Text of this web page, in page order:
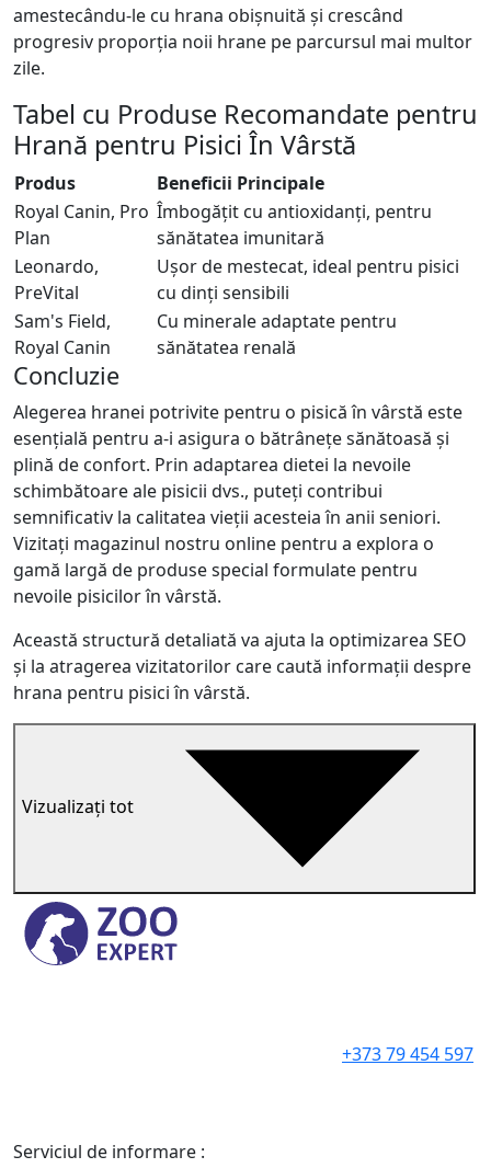
amestecându-le cu hrana obișnuită și crescând
progresiv proporția noii hrane pe parcursul mai multor
zile.
Tabel cu Produse Recomandate pentru
Hrană pentru Pisici În Vârstă
Produs
Beneficii Principale
Royal Canin, Pro
Plan
Îmbogățit cu antioxidanți, pentru
sănătatea imunitară
Leonardo,
PreVital
Ușor de mestecat, ideal pentru pisici
cu dinți sensibili
Sam's Field,
Royal Canin
Cu minerale adaptate pentru
sănătatea renală
Concluzie
Alegerea hranei potrivite pentru o pisică în vârstă este
esențială pentru a-i asigura o bătrânețe sănătoasă și
plină de confort. Prin adaptarea dietei la nevoile
schimbătoare ale pisicii dvs., puteți contribui
semnificativ la calitatea vieții acesteia în anii seniori.
Vizitați magazinul nostru online pentru a explora o
gamă largă de produse special formulate pentru
nevoile pisicilor în vârstă.
Această structură detaliată va ajuta la optimizarea SEO
și la atragerea vizitatorilor care caută informații despre
hrana pentru pisici în vârstă.
Vizualizați tot
+373 79 454 597
Serviciul de informare :